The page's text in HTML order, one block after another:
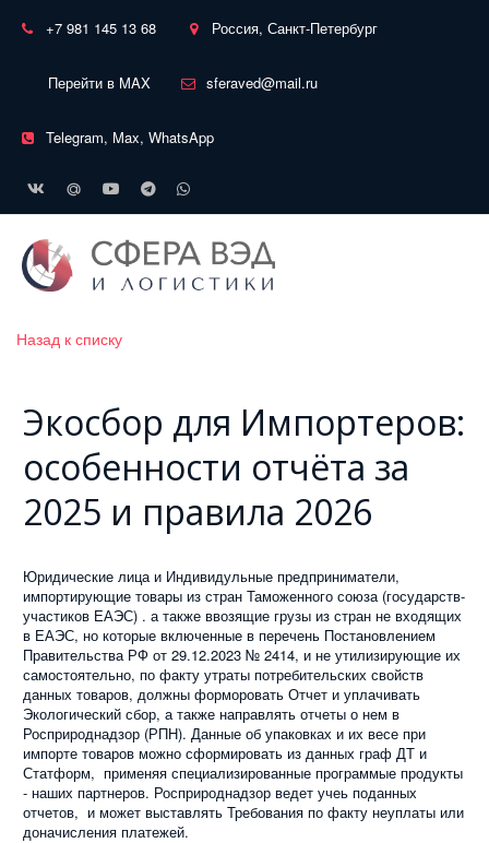
+7 981 145 13 68 Россия, Санкт-Петербург
Перейти в MAX sferaved@mail.ru
Telegram, Max, WhatsApp
Назад к списку
Экосбор для Импортеров:
особенности отчёта за
2025 и правила 2026
Юридические лица и Индивидульные предприниматели,
импортирующие товары из стран Таможенного союза (государств-
участиков ЕАЭС) . а также ввозящие грузы из стран не входящих
в ЕАЭС, но которые включенные в перечень Постановлением
Правительства РФ от 29.12.2023 № 2414, и не утилизирующие их
самостоятельно, по факту утраты потребительских свойств
данных товаров, должны форморовать Отчет и уплачивать
Экологический сбор, а также направлять отчеты о нем в
Росприроднадзор (РПН). Данные об упаковках и их весе при
импорте товаров можно сформировать из данных граф ДТ и
Статформ, применяя специализированные программые продукты
- наших партнеров. Росприроднадзор ведет учеь поданных
отчетов, и может выставлять Требования по факту неуплаты или
доначисления платежей.